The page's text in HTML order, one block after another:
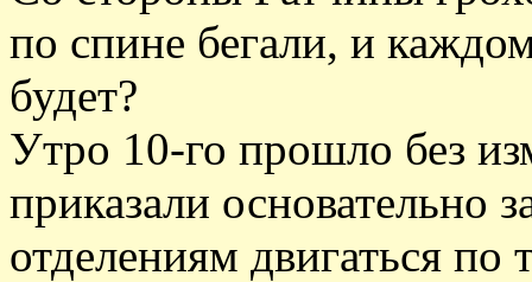
по спине бегали, и
будет?
Утро 10-го прошло без
приказали основательно
отделениям двигаться по